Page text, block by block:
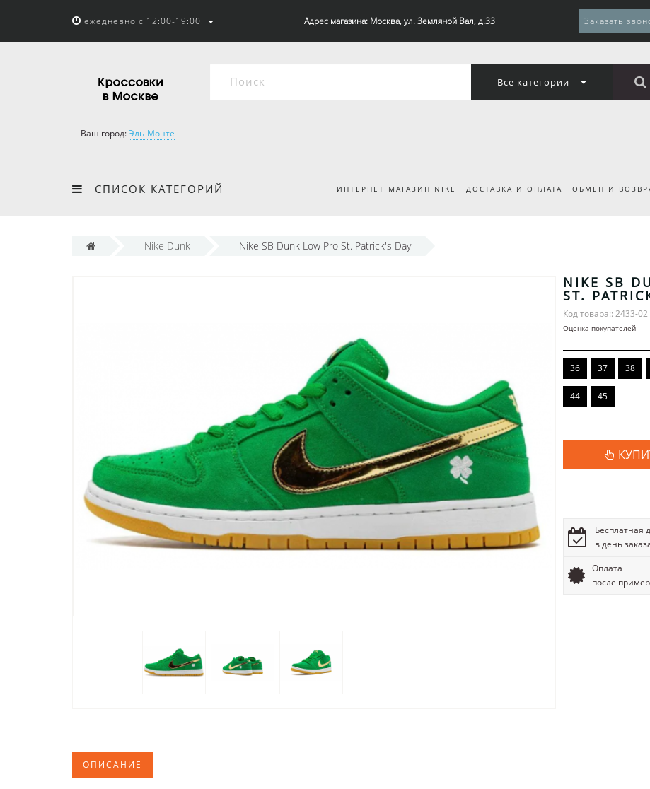
ежедневно с 12:00-19:00. Адрес магазина: Москва, ул. Земляной Вал, д.33 Заказать
Все категории
Ваш город:Эль-Монте
СПИСОК КАТЕГОРИЙ ИНТЕРНЕТ МАГАЗИН NIKE ДОСТАВКА И ОПЛАТА ОБМЕН И
Nike Dunk Nike SB Dunk Low Pro St. Patrick's Day
NIKE SB
ST.
Код товара:: 2433-02
Оценка покупателей
36 37 38
44 45
Бесплатная
в день
Оплата
после
ОПИСАНИЕ